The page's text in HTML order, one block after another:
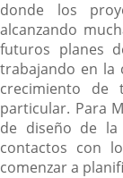
donde los
alcanzando
futuros planes
trabajando en la
crecimiento de
particular. Para
de diseño de
contactos con
comenzar a